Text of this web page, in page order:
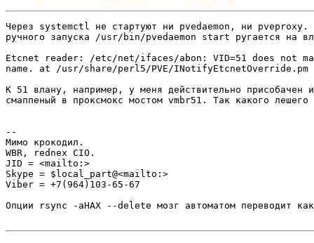
Через systemctl не стартуют ни pvedaemon, ни pveproxy.
ручного запуска /usr/bin/pvedaemon start ругается на
Etcnet reader: /etc/net/ifaces/abon: VID=51 does not
name. at /usr/share/perl5/PVE/
К 51 влану, например, у меня действительно присобачен
смаппеный в проксмокс мостом vmbr51. Так какого лешего
--
Мимо крокодил.
WBR, rednex CIO.
JID = <mailto:>
Skype = $local_part@<mailto:>
Viber = +7(964)103-65-67
Опции rsync -aHAX --delete мозг автоматом переводит